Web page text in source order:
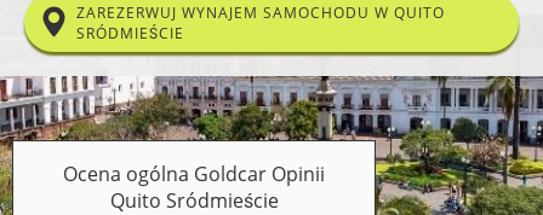
ZAREZERWUJ WYNAJEM SAMOCHODU W QUITO
SRÓDMIEŚCIE
Ocena ogólna Goldcar Opinii
Quito Sródmieście